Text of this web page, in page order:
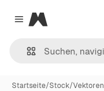
Close menu
Magnific
Startseite/Stock/Vektoren